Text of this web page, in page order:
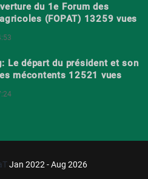
du 1e Forum des
(FOPAT) 13259 vues
Le départ du président et son
mécontents 12521 vues
Jan 2022 - Aug 2026